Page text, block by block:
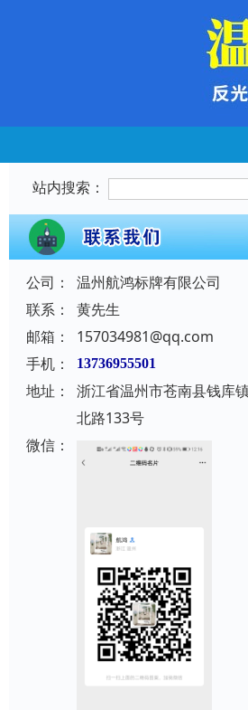
站内搜索：
公司：
温州航鸿标牌有限公司
联系：
黄先生
邮箱：
157034981@qq.com
手机：
13736955501
地址：
浙江省温州市苍南县钱库
北路133号
微信：